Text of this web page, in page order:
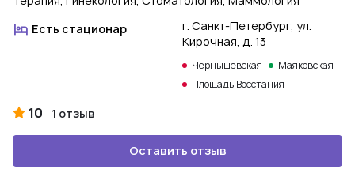
Есть стационар
г. Санкт-Петербург, ул.
Кирочная, д. 13
Чернышевская
Маяковская
Площадь Восстания
10 1 отзыв
Оставить отзыв